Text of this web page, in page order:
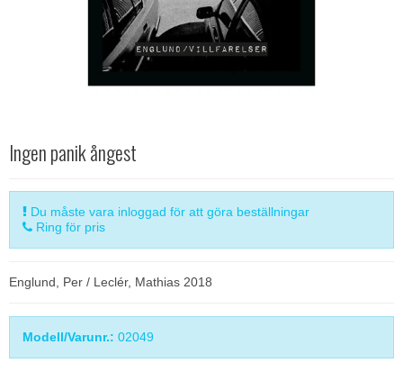
Ingen panik ångest
Du måste vara inloggad för att göra beställningar
Ring för pris
Englund, Per / Leclér, Mathias 2018
Modell/Varunr.: 02049